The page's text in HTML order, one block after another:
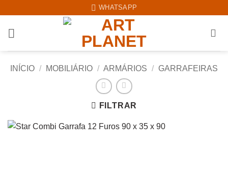
content
WHATSAPP
INÍCIO / MOBILIÁRIO / ARMÁRIOS / GARRAFEIRAS
FILTRAR